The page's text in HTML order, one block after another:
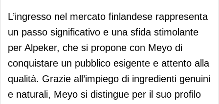
L’ingresso nel mercato finlandese rappresenta
un passo significativo e una sfida stimolante
per Alpeker, che si propone con Meyo di
conquistare un pubblico esigente e attento alla
qualità. Grazie all’impiego di ingredienti genuini
e naturali, Meyo si distingue per il suo profilo